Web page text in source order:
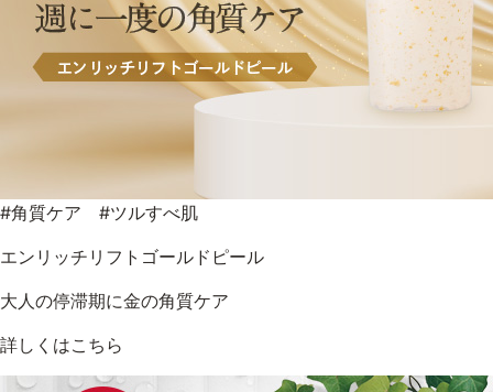
#角質ケア #ツルすべ肌
エンリッチリフトゴールドピール
大人の停滞期に金の角質ケア
詳しくはこちら